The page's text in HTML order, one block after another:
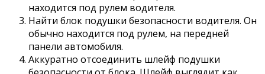
находится под рулем водителя.
Найти блок подушки безопасности водителя. Он
обычно находится под рулем, на передней
панели автомобиля.
Аккуратно отсоединить шлейф подушки